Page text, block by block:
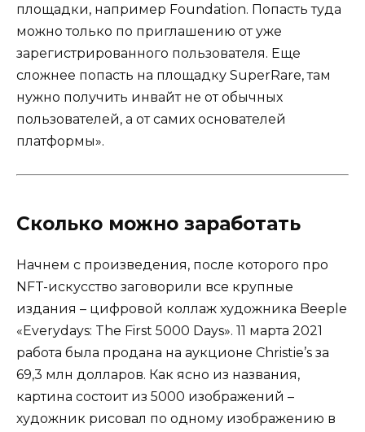
площадки, например Foundation. Попасть туда
можно только по приглашению от уже
зарегистрированного пользователя. Еще
сложнее попасть на площадку SuperRare, там
нужно получить инвайт не от обычных
пользователей, а от самих основателей
платформы».
Сколько можно заработать
Начнем с произведения, после которого про
NFT-искусство заговорили все крупные
издания – цифровой коллаж художника Beeple
«Everydays: The First 5000 Days». 11 марта 2021
работа была продана на аукционе Christie’s за
69,3 млн долларов. Как ясно из названия,
картина состоит из 5000 изображений –
художник рисовал по одному изображению в